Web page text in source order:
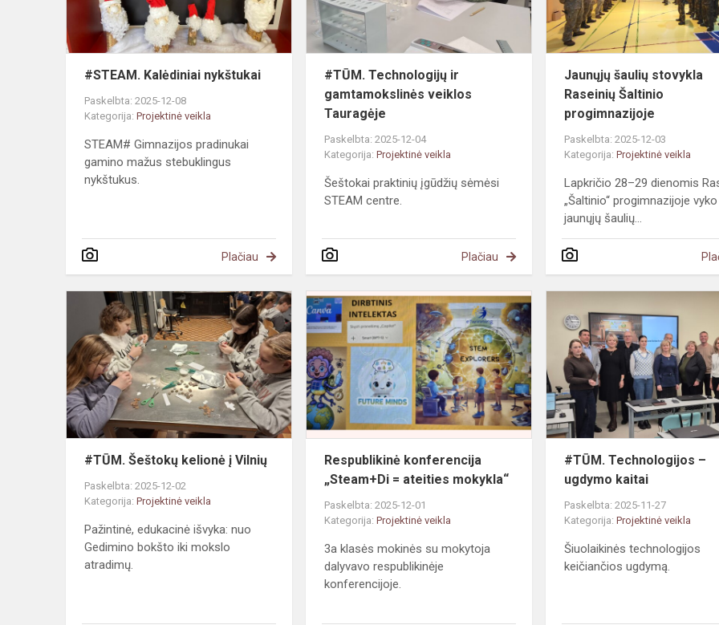
#STEAM. Kalėdiniai nykštukai
Paskelbta: 2025-12-08
Kategorija: Projektinė veikla
STEAM# Gimnazijos pradinukai
gamino mažus stebuklingus
nykštukus.
Plačiau
Tauragėje
#TŪM. Technologijų ir
gamtamokslinės veiklos
Tauragėje
Paskelbta: 2025-12-04
Kategorija:Projektinė veikla
Šeštokai praktinių įgūdžių sėmėsi
STEAM centre.
Plačiau
Jaunųjų šaulių stovykla
Raseinių Šaltinio
progimnazijoje
Paskelbta: 2025-12-03
Kategorija:Projektinė veikla
Lapkričio 28–29 dienomis
„Šaltinio“ progimnazijoje vyko
jaunųjų šaulių...
#TŪM.
Šeštokų
kelionė
į
Vilnių
#TŪM. Šeštokų kelionė į Vilnių
Paskelbta: 2025-12-02
Kategorija: Projektinė veikla
Pažintinė, edukacinė išvyka: nuo
Gedimino bokšto iki mokslo
atradimų.
Respublikinė
konferencija
„Steam+Di
=
ateities
mokykla“
Respublikinė konferencija
„Steam+Di = ateities mokykla“
Paskelbta: 2025-12-01
Kategorija:Projektinė veikla
3a klasės mokinės su mokytoja
dalyvavo respublikinėje
konferencijoje.
#TŪM. Technologijos –
ugdymo kaitai
Paskelbta: 2025-11-27
Kategorija:Projektinė veikla
Šiuolaikinės technologijos
keičiančios ugdymą.